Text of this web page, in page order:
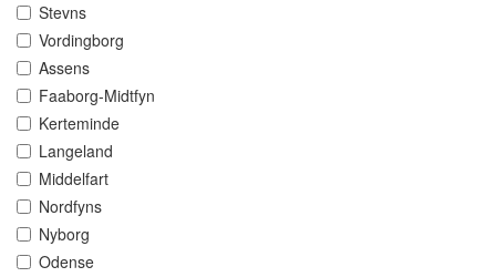
Stevns
Vordingborg
Assens
Faaborg-Midtfyn
Kerteminde
Langeland
Middelfart
Nordfyns
Nyborg
Odense